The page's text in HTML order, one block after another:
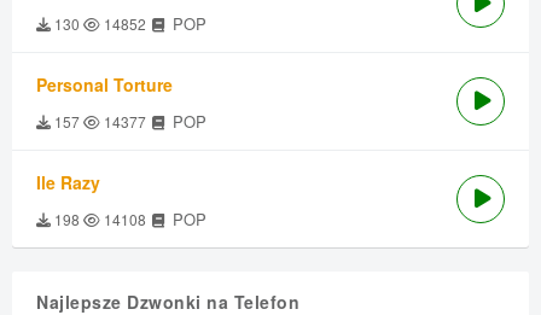
130 14852 POP
Personal Torture
157 14377 POP
Ile Razy
198 14108 POP
Najlepsze Dzwonki na Telefon